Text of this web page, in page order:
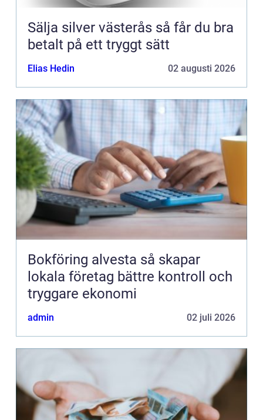
Sälja silver västerås så får du bra
betalt på ett tryggt sätt
Elias Hedin 02 augusti 2026
Bokföring alvesta så skapar
lokala företag bättre kontroll och
tryggare ekonomi
admin 02 juli 2026